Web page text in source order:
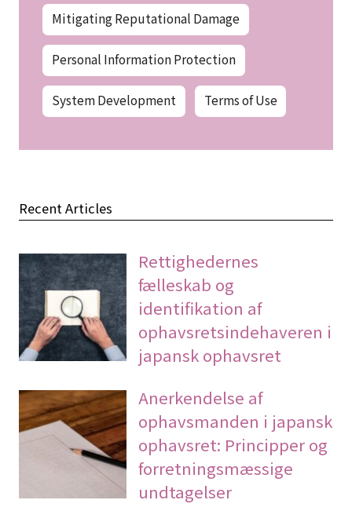
Mitigating Reputational Damage
Personal Information Protection
System Development Terms of Use
Recent Articles
Rettighedernes
fælleskab og
identifikation af
ophavsretsindehaveren i
japansk ophavsret
Anerkendelse af
ophavsmanden i japansk
ophavsret: Principper og
forretningsmæssige
undtagelser